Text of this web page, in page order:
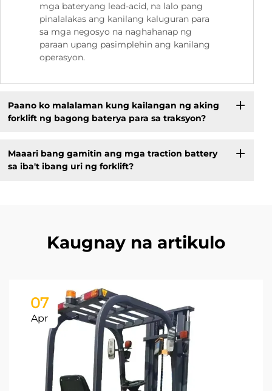
mga bateryang lead-acid, na lalo pang
pinalalakas ang kanilang kaluguran para
sa mga negosyo na naghahanap ng
paraan upang pasimplehin ang kanilang
operasyon.
Paano ko malalaman kung kailangan ng aking
forklift ng bagong baterya para sa traksyon?
Maaari bang gamitin ang mga traction battery
sa iba't ibang uri ng forklift?
Kaugnay na artikulo
07
Apr